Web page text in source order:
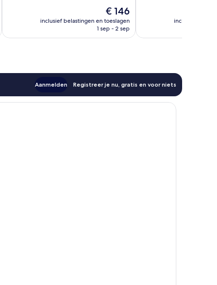
De
prijs
is
€ 146
inclusief belastingen en toeslagen
1 sep - 2 sep
inclusief
Aanmelden Registreer je nu, gratis en voor niets